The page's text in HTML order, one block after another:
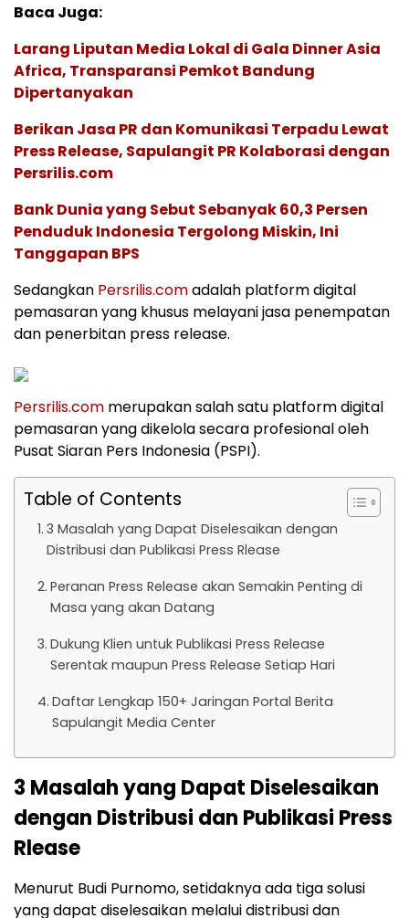
Baca Juga:
Larang Liputan Media Lokal di Gala Dinner Asia
Africa, Transparansi Pemkot Bandung
Dipertanyakan
Berikan Jasa PR dan Komunikasi Terpadu Lewat
Press Release, Sapulangit PR Kolaborasi dengan
Persrilis.com
Bank Dunia yang Sebut Sebanyak 60,3 Persen
Penduduk Indonesia Tergolong Miskin, Ini
Tanggapan BPS
Sedangkan Persrilis.comadalah platform digital
pemasaran yang khusus melayani jasa penempatan
dan penerbitan press release.
Persrilis.com merupakan salah satu platform digital
pemasaran yang dikelola secara profesional oleh
Pusat Siaran Pers Indonesia (PSPI).
Table of Contents
3 Masalah yang Dapat Diselesaikan dengan
Distribusi dan Publikasi Press Rlease
Peranan Press Release akan Semakin Penting di
Masa yang akan Datang
Dukung Klien untuk Publikasi Press Release
Serentak maupun Press Release Setiap Hari
Daftar Lengkap 150+ Jaringan Portal Berita
Sapulangit Media Center
3 Masalah yang Dapat Diselesaikan
dengan Distribusi dan Publikasi Press
Rlease
Menurut Budi Purnomo, setidaknya ada tiga solusi
yang dapat diselesaikan melalui distribusi dan